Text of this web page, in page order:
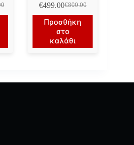
€800.00
Original
price
was:
€800.00.
€499.00Η
τρέχουσα
τιμή
είναι:
€499.00.
Προσθήκη
στο
καλάθι